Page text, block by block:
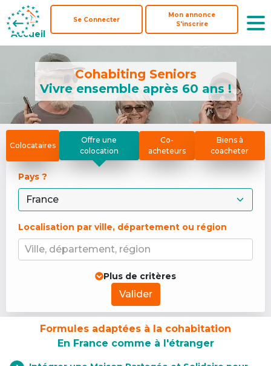
Accueil
Se Connecter
Mon annonce
S'inscrire
Accueil
Se Connecter
Mon annonce
S'inscrire
Cohabiting Seniors
Vivre ensemble après 60 ans !
Colocataires
Offre une
colocation
Co-
acheteurs
Biens à
coacheter
Pays ?
Localisation par ville, département ou région
Ville, département, région
Plus de critères
Valider
Formules adaptées à la cohabitation
En France comme à l'étranger